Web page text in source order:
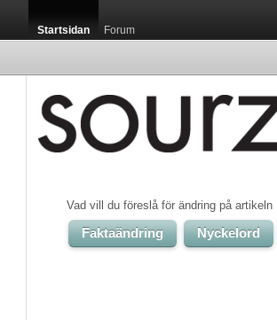
Startsidan Forum
Vad vill du föreslå för ändring på artikeln
Faktaändring Nyckelord